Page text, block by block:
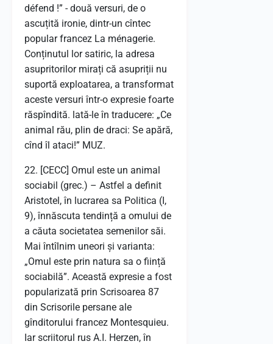
défend !” - două versuri, de o
ascuțită ironie, dintr-un cîntec
popular francez La ménagerie.
Conținutul lor satiric, la adresa
asupritorilor mirați că asupriții nu
suportă exploatarea, a transformat
aceste versuri într-o expresie foarte
răspîndită. lată-le în traducere: „Ce
animal rău, plin de draci: Se apără,
cînd îl ataci!” MUZ.
22. [CECC] Omul este un animal
sociabil (grec.) – Astfel a definit
Aristotel, în lucrarea sa Politica (I,
9), înnăscuta tendință a omului de
a căuta societatea semenilor săi.
Mai întîlnim uneori și varianta:
„Omul este prin natura sa o ființă
sociabilă”. Această expresie a fost
popularizată prin Scrisoarea 87
din Scrisorile persane ale
gînditorului francez Montesquieu.
Iar scriitorul rus A.I. Herzen, în